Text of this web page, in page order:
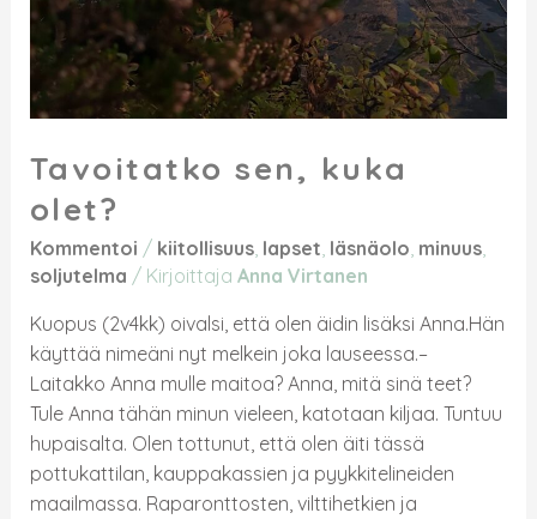
Tavoitatko sen, kuka
olet?
Kommentoi / kiitollisuus, lapset läsnäolo minuus,
soljutelma / Kirjoittaja Anna Virtanen
Kuopus (2v4kk) oivalsi, että olen äidin lisäksi Anna.Hän
käyttää nimeäni nyt melkein joka lauseessa.–
Laitakko Anna mulle maitoa? Anna, mitä sinä teet?
Tule Anna tähän minun vieleen, katotaan kiljaa. Tuntuu
hupaisalta. Olen tottunut, että olen äiti tässä
pottukattilan, kauppakassien ja pyykkitelineiden
maailmassa. Raparonttosten, vilttihetkien ja